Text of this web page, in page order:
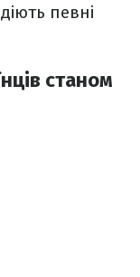
певні
станом